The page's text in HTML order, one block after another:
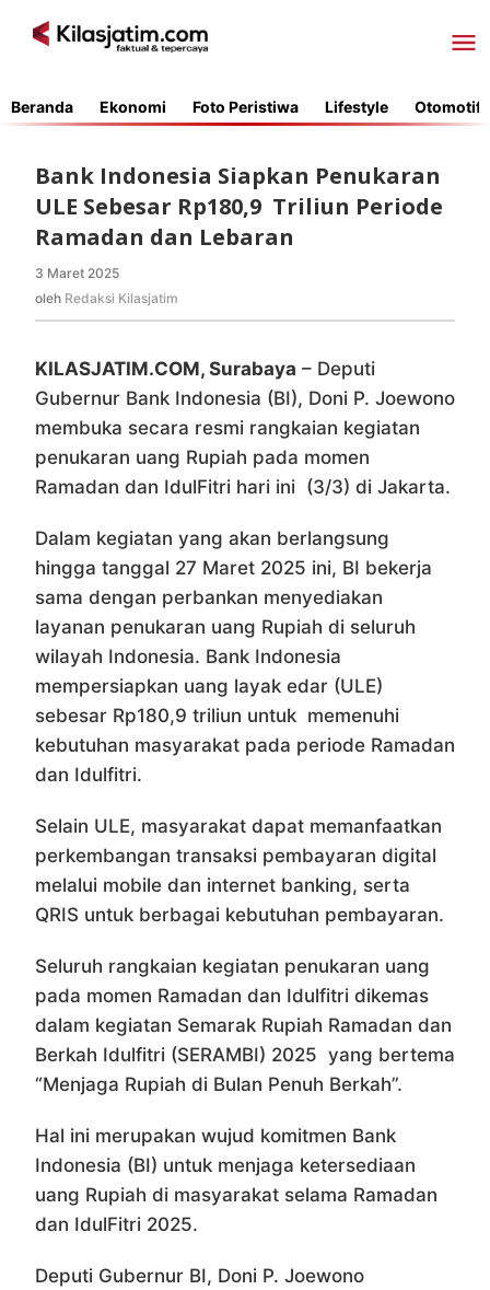
Beranda Ekonomi Foto Peristiwa Lifestyle Otomotif
Bank Indonesia Siapkan Penukaran
ULE Sebesar Rp180,9 Triliun Periode
Ramadan dan Lebaran
3 Maret 2025
Redaksi
oleh Redaksi Kilasjatim
KILASJATIM.COM, Surabaya – Deputi
Gubernur Bank Indonesia (BI), Doni P. Joewono
membuka secara resmi rangkaian kegiatan
penukaran uang Rupiah pada momen
Ramadan dan IdulFitri hari ini (3/3) di Jakarta.
Dalam kegiatan yang akan berlangsung
hingga tanggal 27 Maret 2025 ini, BI bekerja
sama dengan perbankan menyediakan
layanan penukaran uang Rupiah di seluruh
wilayah Indonesia. Bank Indonesia
mempersiapkan uang layak edar (ULE)
sebesar Rp180,9 triliun untuk memenuhi
kebutuhan masyarakat pada periode Ramadan
dan Idulfitri.
Selain ULE, masyarakat dapat memanfaatkan
perkembangan transaksi pembayaran digital
melalui mobile dan internet banking, serta
QRIS untuk berbagai kebutuhan pembayaran.
Seluruh rangkaian kegiatan penukaran uang
pada momen Ramadan dan Idulfitri dikemas
dalam kegiatan Semarak Rupiah Ramadan dan
Berkah Idulfitri (SERAMBI) 2025 yang bertema
“Menjaga Rupiah di Bulan Penuh Berkah”.
Hal ini merupakan wujud komitmen Bank
Indonesia (BI) untuk menjaga ketersediaan
uang Rupiah di masyarakat selama Ramadan
dan IdulFitri 2025.
Deputi Gubernur BI, Doni P. Joewono